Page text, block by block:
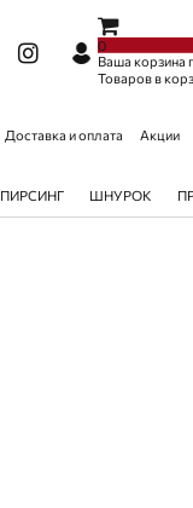
0
Ваша корзина
Товаров в
Доставка и оплата Акции
ПИРСИНГ ШНУРОК